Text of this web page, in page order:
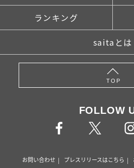
ランキング
saitaとは
TOP
FOLLOW
お問い合わせ プレスリリースはこちら